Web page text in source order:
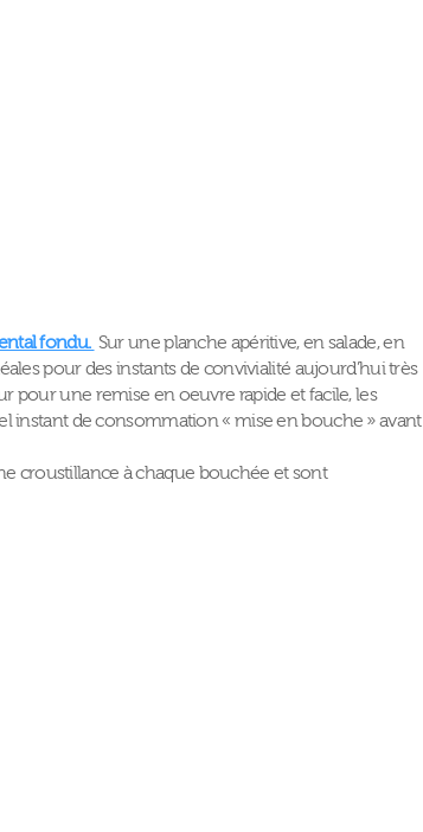
fondu. Sur une planche apéritive, en salade, en
pour des instants de convivialité aujourd’hui très
pour une remise en oeuvre rapide et facile, les
instant de consommation « mise en bouche » avant
croustillance à chaque bouchée et sont